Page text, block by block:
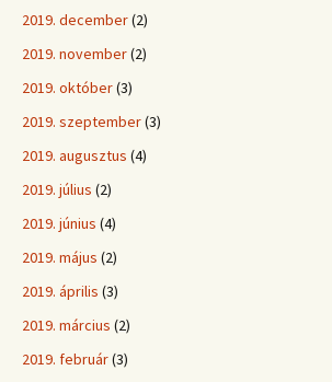
2019. december(2)
2019. november(2)
2019. október(3)
2019. szeptember(3)
2019. augusztus (4)
2019. július (2)
2019. június (4)
2019. május (2)
2019. április (3)
2019. március (2)
2019. február(3)